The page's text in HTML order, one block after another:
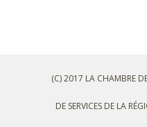
(C) 2017 LA CHAMBRE
DE SERVICES DE LA